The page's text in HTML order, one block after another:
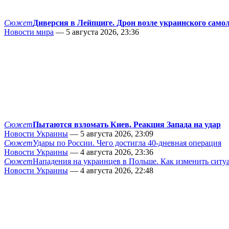
СюжетДиверсия в Лейпциге. Дрон возле украинского
Новости мира — 5 августа 2026, 23:36
СюжетПытаются взломать Киев. Реакция Запада на удар
Новости Украины — 5 августа 2026, 23:09
СюжетУдары по России. Чего достигла 40-дневная операция
Новости Украины — 4 августа 2026, 23:36
СюжетНападения на украинцев в Польше. Как изменить
Новости Украины — 4 августа 2026, 22:48